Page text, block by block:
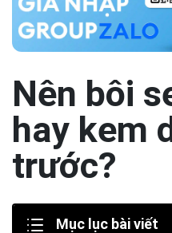
Nên bôi
hay kem
trước?
Mục lục bài viết